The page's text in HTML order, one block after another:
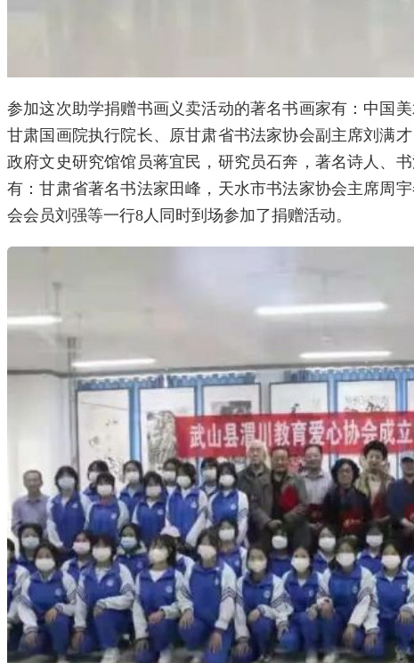
参加这次助学捐赠书画义卖活动的著名书画家有：中国
甘肃国画院执行院长、原甘肃省书法家协会副主席刘满
政府文史研究馆馆员蒋宜民，研究员石奔，著名诗人、
有：甘肃省著名书法家田峰，天水市书法家协会主席周
会会员刘强等一行8人同时到场参加了捐赠活动。